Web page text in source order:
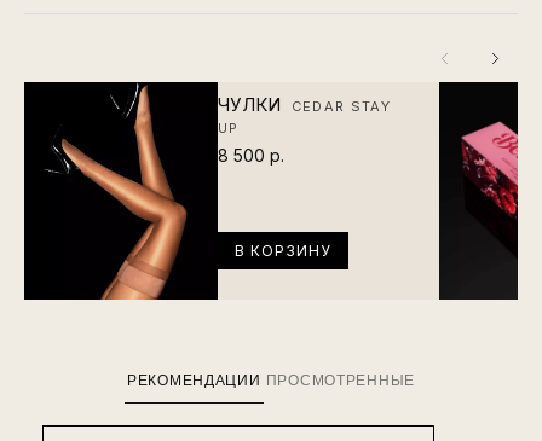
ЧУЛКИ
CEDAR STAY
UP
8 500 р.
В КОРЗИНУ
РЕКОМЕНДАЦИИ ПРОСМОТРЕННЫЕ